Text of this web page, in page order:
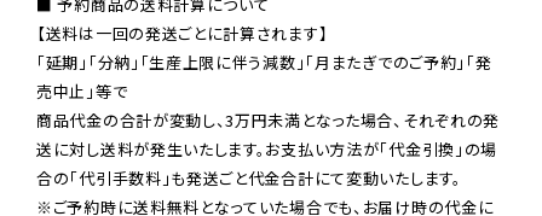
■ 予約商品の送料計算について
【送料は一回の発送ごとに計算されます】
「延期」「分納」「生産上限に伴う減数」「月またぎでのご予約」「発
売中止」等で
商品代金の合計が変動し、3万円未満となった場合、それぞれの発
送に対し送料が発生いたします。お支払い方法が「代金引換」の場
※ご予約時に送料無料となっていた場合でも、お届け時の代金に